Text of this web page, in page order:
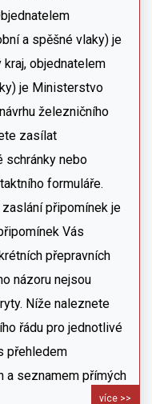
a spěšné vlaky) je
objednatelem
je Ministerstvo
železničního
zasílat
schránky nebo
formuláře.
připomínek je
Vás
přepravních
názoru nejsou
Níže naleznete
řádu pro jednotlivé
přehledem
a seznamem přímých
více >>